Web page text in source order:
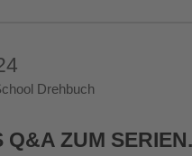
Drehbuch
Q&A ZUM